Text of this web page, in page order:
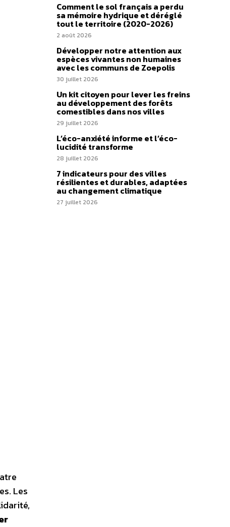
Les
Comment le sol français a perdu
sa mémoire hydrique et déréglé
tout le territoire (2020-2026)
2 août 2026
Développer notre attention aux
espèces vivantes non humaines
avec les communs de Zoepolis
30 juillet 2026
Un kit citoyen pour lever les freins
au développement des forêts
comestibles dans nos villes
29 juillet 2026
L’éco-anxiété informe et l’éco-
lucidité transforme
28 juillet 2026
7 indicateurs pour des villes
résilientes et durables, adaptées
au changement climatique
27 juillet 2026